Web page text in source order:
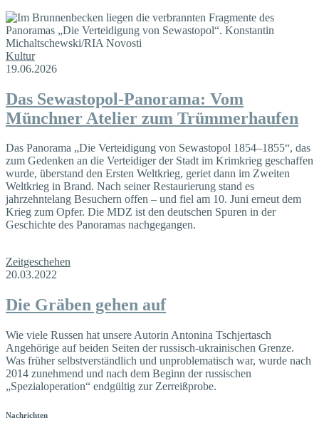
Kultur
19.06.2026
Das Sewastopol-Panorama: Vom
Münchner Atelier zum Trümmerhaufen
Das Panorama „Die Verteidigung von Sewastopol 1854–1855“, das
zum Gedenken an die Verteidiger der Stadt im Krimkrieg geschaffen
wurde, überstand den Ersten Weltkrieg, geriet dann im Zweiten
Weltkrieg in Brand. Nach seiner Restaurierung stand es
jahrzehntelang Besuchern offen – und fiel am 10. Juni erneut dem
Krieg zum Opfer. Die MDZ ist den deutschen Spuren in der
Geschichte des Pano­ramas nachgegangen.
Zeitgeschehen
20.03.2022
Die Gräben gehen auf
Wie viele Russen hat unsere Autorin Antonina Tschjertasch
Angehörige auf beiden Seiten der russisch-ukrainischen Grenze.
Was früher selbstverständlich und unproblematisch war, wurde nach
2014 zunehmend und nach dem Beginn der russischen
„Spezialoperation“ endgültig zur Zerreißprobe.
Nachrichten